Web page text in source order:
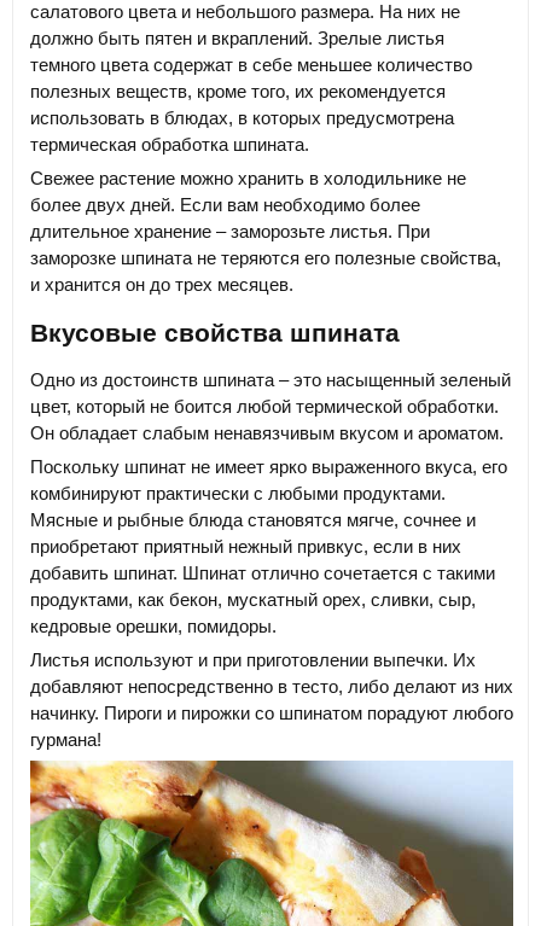
салатового цвета и небольшого размера. На них не
должно быть пятен и вкраплений. Зрелые листья
темного цвета содержат в себе меньшее количество
полезных веществ, кроме того, их рекомендуется
использовать в блюдах, в которых предусмотрена
термическая обработка шпината.
Свежее растение можно хранить в холодильнике не
более двух дней. Если вам необходимо более
длительное хранение – заморозьте листья. При
заморозке шпината не теряются его полезные свойства,
и хранится он до трех месяцев.
Вкусовые свойства шпината
Одно из достоинств шпината – это насыщенный зеленый
цвет, который не боится любой термической обработки.
Он обладает слабым ненавязчивым вкусом и ароматом.
Поскольку шпинат не имеет ярко выраженного вкуса, его
комбинируют практически с любыми продуктами.
Мясные и рыбные блюда становятся мягче, сочнее и
приобретают приятный нежный привкус, если в них
добавить шпинат. Шпинат отлично сочетается с такими
продуктами, как бекон, мускатный орех, сливки, сыр,
кедровые орешки, помидоры.
Листья используют и при приготовлении выпечки. Их
добавляют непосредственно в тесто, либо делают из них
начинку. Пироги и пирожки со шпинатом порадуют любого
гурмана!